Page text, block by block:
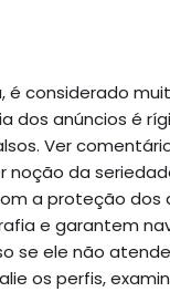
considerado
dos anúncios é
Ver
noção da
a proteção dos
e garantem
se ele não
os perfis,